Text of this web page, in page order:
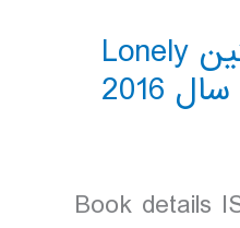
دانلود کتاب آرژانتین Lonely
Book details